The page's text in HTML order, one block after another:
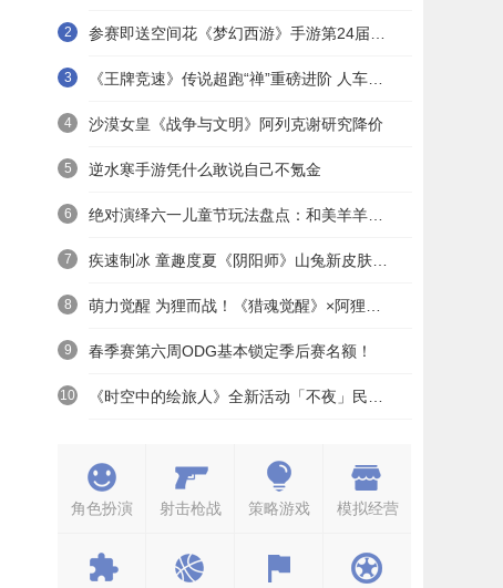
2
3
4 沙漠女皇《战争与文明》阿列克谢研究降价
5 逆水寒手游凭什么敢说自己不氪金
6
7
8
9 春季赛第六周ODG基本锁定季后赛名额！
10
角色扮演 射击枪战 策略游戏 模拟经营